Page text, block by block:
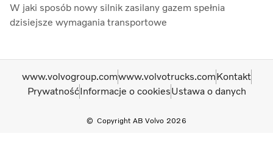
W jaki sposób nowy silnik zasilany gazem spełnia
dzisiejsze wymagania transportowe
Copyright AB Volvo 2026
www.volvogroup.comwww.volvotrucks.comKontakt
PrywatnośćInformacje o cookiesUstawa o danych